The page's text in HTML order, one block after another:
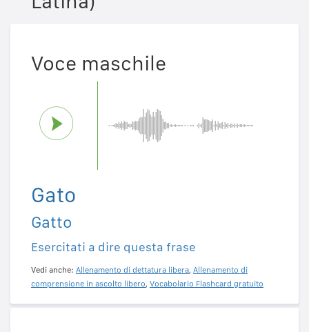
Voce maschile
Gato
Gatto
Esercitati a dire questa frase
Vedi anche: Allenamento di dettatura libera, Allenamento di
comprensione in ascolto libero, Vocabolario Flashcard gratuito